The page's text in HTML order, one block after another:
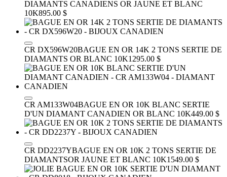
DIAMANTS CANADIENS OR JAUNE ET BLANC
10K895.00 $
CR DX596W20BAGUE EN OR 14K 2 TONS SERTIE DE
DIAMANTS OR BLANC 10K1295.00 $
CR AM133W04BAGUE EN OR 10K BLANC SERTIE
D'UN DIAMANT CANADIEN OR BLANC 10K449.00 $
CR DD2237YBAGUE EN OR 10K 2 TONS SERTIE DE
DIAMANTSOR JAUNE ET BLANC 10K1549.00 $